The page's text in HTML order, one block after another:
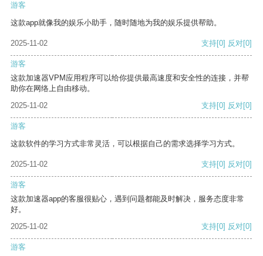
游客
这款app就像我的娱乐小助手，随时随地为我的娱乐提供帮助。
2025-11-02 支持[0] 反对[0]
游客
这款加速器VPM应用程序可以给你提供最高速度和安全性的连接，并帮
助你在网络上自由移动。
2025-11-02
支持[0] 反对[0]
游客
这款软件的学习方式非常灵活，可以根据自己的需求选择学习方式。
2025-11-02 支持[0] 反对[0]
游客
这款加速器app的客服很贴心，遇到问题都能及时解决，服务态度非常
好。
2025-11-02
支持[0] 反对[0]
游客